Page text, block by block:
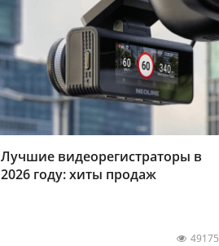
Лучшие видеорегистраторы в
2026 году: хиты продаж
49175